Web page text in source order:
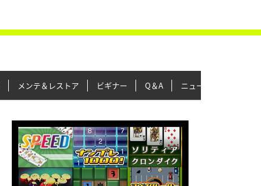
メンテ＆レストア ビギナー Q＆A ニュース＆トピックス